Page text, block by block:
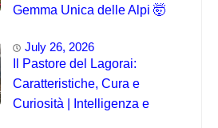
Gemma Unica delle Alpi 🤯
July 26, 2026
Il Pastore del Lagorai:
Caratteristiche, Cura e
Curiosità | Intelligenza e